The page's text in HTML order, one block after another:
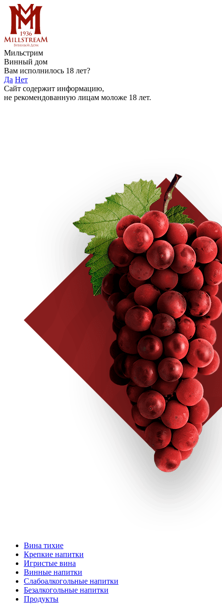
Мильстрим
Винный дом
Вам исполнилось 18 лет?
Да Нет
Сайт содержит информацию,
не рекомендованную лицам моложе 18 лет.
Вина тихие
Крепкие напитки
Игристые вина
Винные напитки
Слабоалкогольные напитки
Безалкогольные напитки
Продукты